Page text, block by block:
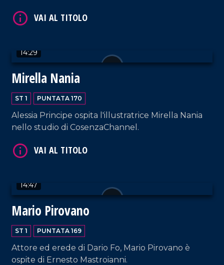
14:29
Mirella Nania
ST 1 PUNTATA 170
Alessia Principe ospita l'illustratrice Mirella Nania
nello studio di CosenzaChannel.
14:47
Mario Pirovano
ST 1 PUNTATA 169
Attore ed erede di Dario Fo, Mario Pirovano è
ospite di Ernesto Mastroianni.
VAI AL TITOLO
VAI AL TITOLO
VAI AL TITOLO